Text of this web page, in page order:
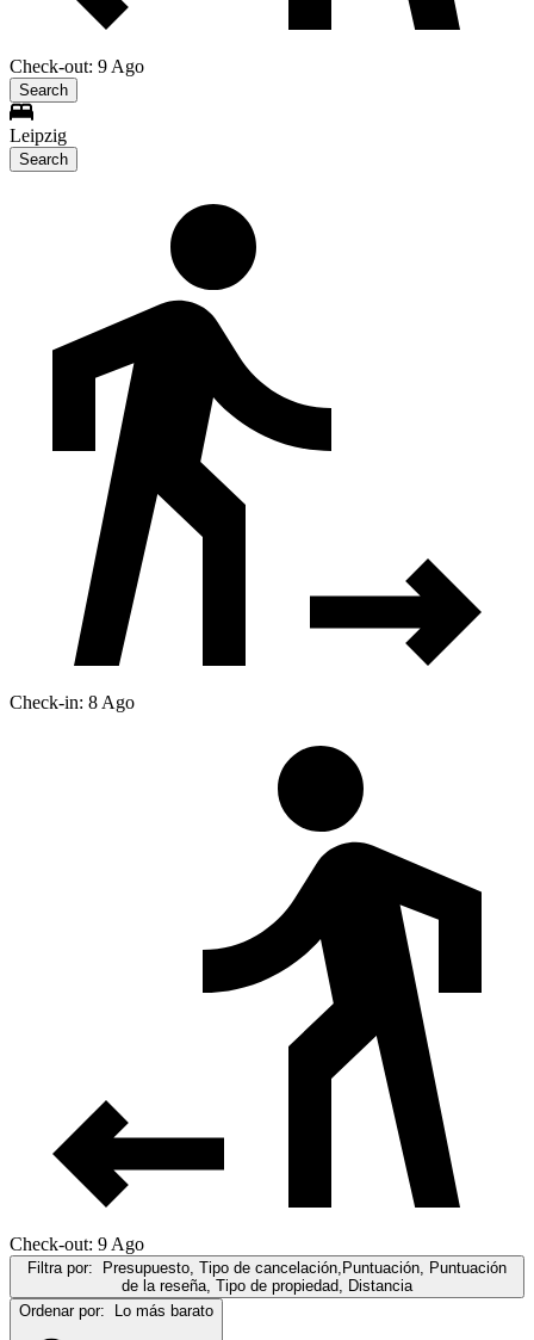
Check-out: 9 Ago
Search
Leipzig
Search
Check-in: 8 Ago
Check-out: 9 Ago
Filtra por:
Presupuesto, Tipo de cancelación,Puntuación, Puntuación
de la reseña, Tipo de propiedad, Distancia
Ordenar por:
Lo más barato